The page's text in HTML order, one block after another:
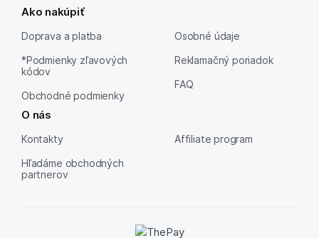
Ako nakúpiť
Doprava a platba
*Podmienky zľavových
kódov
Obchodné podmienky
Osobné údaje
Reklamačný poriadok
FAQ
O nás
Kontakty
Hľadáme obchodných
partnerov
Affiliate program